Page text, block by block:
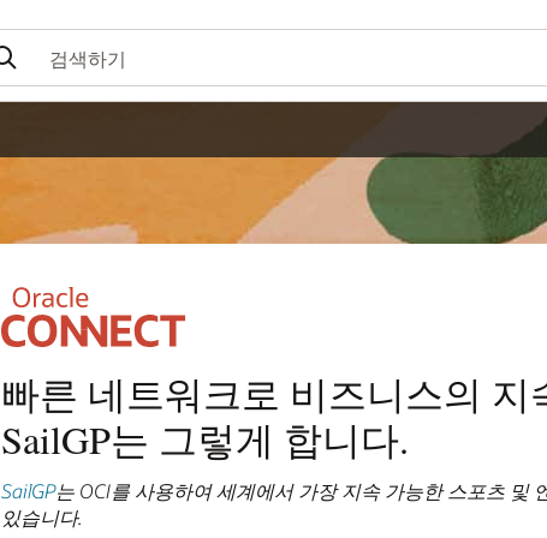
빠른 네트워크로 비즈니스의
SailGP는 그렇게 합니다.
SailGP는 OCI를 사용하여 세계에서 가장 지속 가능한 스포츠 및
있습니다.